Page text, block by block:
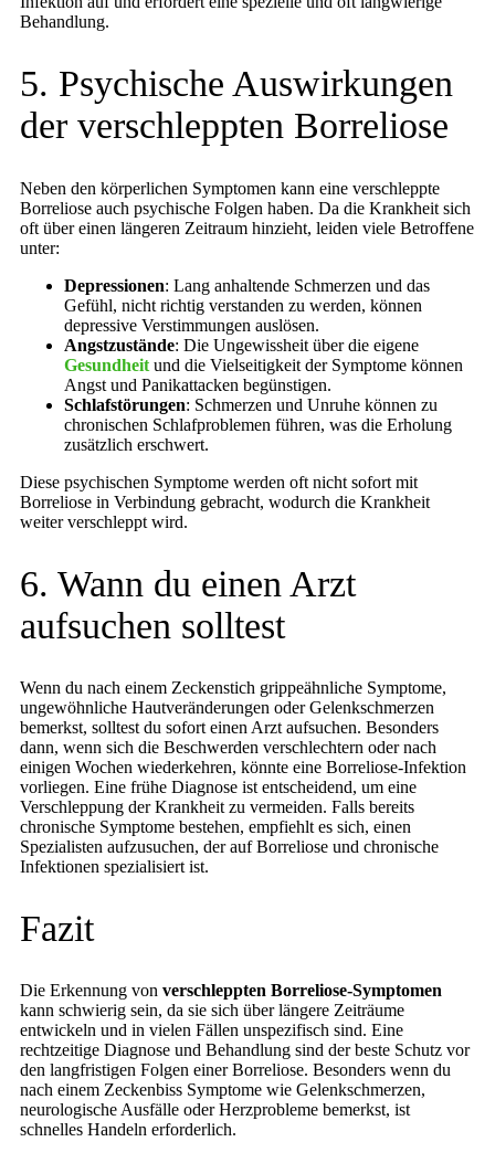
Behandlung.
5. Psychische Auswirkungen
der verschleppten Borreliose
Neben den körperlichen Symptomen kann eine verschleppte
Borreliose auch psychische Folgen haben. Da die Krankheit sich
oft über einen längeren Zeitraum hinzieht, leiden viele Betroffene
unter:
Depressionen: Lang anhaltende Schmerzen und das
Gefühl, nicht richtig verstanden zu werden, können
depressive Verstimmungen auslösen.
Angstzustände: Die Ungewissheit über die eigene
Gesundheit und die Vielseitigkeit der Symptome können
Angst und Panikattacken begünstigen.
Schlafstörungen: Schmerzen und Unruhe können zu
chronischen Schlafproblemen führen, was die Erholung
zusätzlich erschwert.
Diese psychischen Symptome werden oft nicht sofort mit
Borreliose in Verbindung gebracht, wodurch die Krankheit
weiter verschleppt wird.
6. Wann du einen Arzt
aufsuchen solltest
Wenn du nach einem Zeckenstich grippeähnliche Symptome,
ungewöhnliche Hautveränderungen oder Gelenkschmerzen
bemerkst, solltest du sofort einen Arzt aufsuchen. Besonders
dann, wenn sich die Beschwerden verschlechtern oder nach
einigen Wochen wiederkehren, könnte eine Borreliose-Infektion
vorliegen. Eine frühe Diagnose ist entscheidend, um eine
Verschleppung der Krankheit zu vermeiden. Falls bereits
chronische Symptome bestehen, empfiehlt es sich, einen
Spezialisten aufzusuchen, der auf Borreliose und chronische
Infektionen spezialisiert ist.
Fazit
Die Erkennung von verschleppten Borreliose-Symptomen
kann schwierig sein, da sie sich über längere Zeiträume
entwickeln und in vielen Fällen unspezifisch sind. Eine
rechtzeitige Diagnose und Behandlung sind der beste Schutz vor
den langfristigen Folgen einer Borreliose. Besonders wenn du
nach einem Zeckenbiss Symptome wie Gelenkschmerzen,
neurologische Ausfälle oder Herzprobleme bemerkst, ist
schnelles Handeln erforderlich.